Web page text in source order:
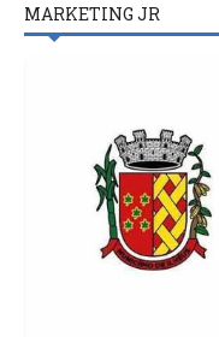
MARKETING JR